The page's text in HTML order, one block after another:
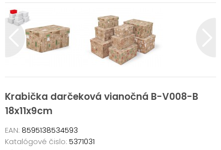
Krabička darčeková vianočná B-V008-B
18x11x9cm
EAN: 8595138534593
Katalógové čislo: 5371031